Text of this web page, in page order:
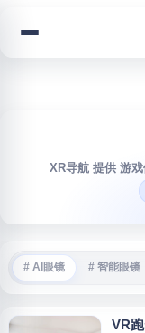
XR导航 提供 游戏
# AI眼镜 # 智能眼镜
VR